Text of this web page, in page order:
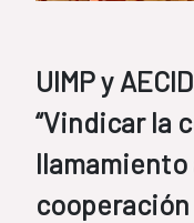
UIMP y
“Vindicar la
llamamiento